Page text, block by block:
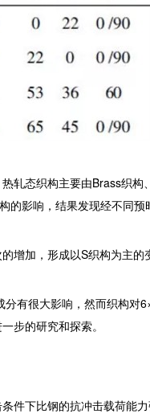
态织构主要由Brass织构
影响，结果发现经不同
加，形成以S织构为主的
很大影响，然而织构对
步的研究和探索。
下比钢的抗冲击载荷能